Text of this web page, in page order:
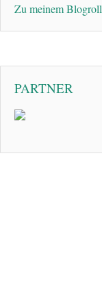
Zu meinem Blogroll
PARTNER